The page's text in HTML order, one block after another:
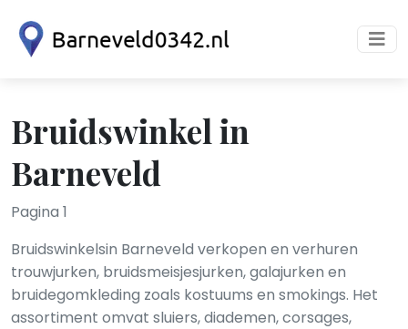
Bruidswinkel in
Barneveld
Pagina 1
Bruidswinkelsin Barneveld verkopen en verhuren
trouwjurken, bruidsmeisjesjurken, galajurken en
bruidegomkleding zoals kostuums en smokings. Het
assortiment omvat sluiers, diademen, corsages,